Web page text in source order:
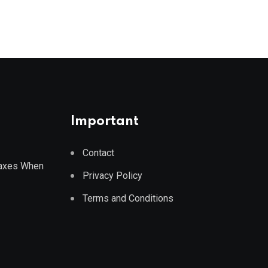
When
Important
Contact
Privacy Policy
Terms and Conditions